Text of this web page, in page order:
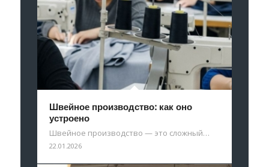
Швейное производство: как оно
устроено
Швейное производство — это сложный…
22.01.2026